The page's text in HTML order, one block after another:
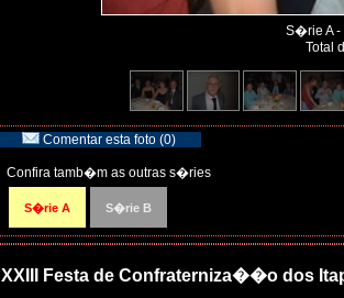
S�rie A -
Total
Comentar esta foto (0)
Confira tamb�m as outras s�ries
S�rie A S�rie B
XXIII Festa de Confraterniza��o dos